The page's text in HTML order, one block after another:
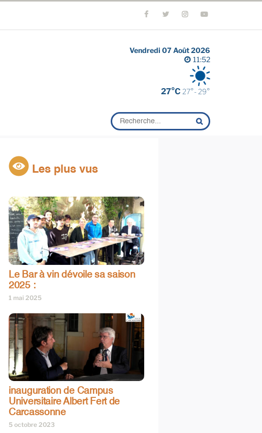
Vendredi 07 Août 2026
11:52
27°C 27°- 29°
Les plus vus
Le Bar à vin dévoile sa saison
2025 :
1 mai 2025
inauguration de Campus
Universitaire Albert Fert de
Carcassonne
5 octobre 2023